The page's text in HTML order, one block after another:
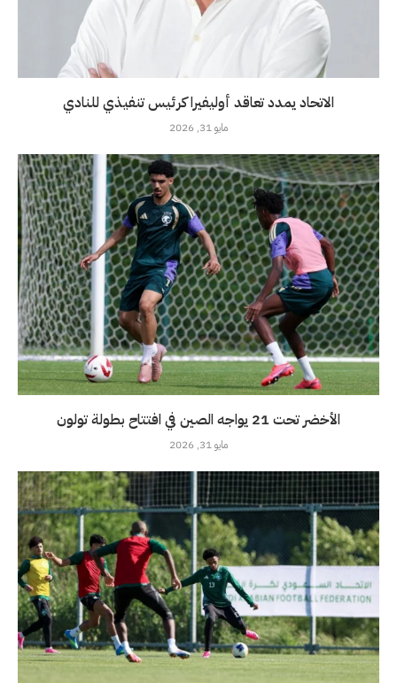
الاتحاد يمدد تعاقد أوليفيرا كرئيس تنفيذي للنادي
مايو 31, 2026
الأخضر تحت 21 يواجه الصين في افتتاح بطولة تولون
مايو 31, 2026